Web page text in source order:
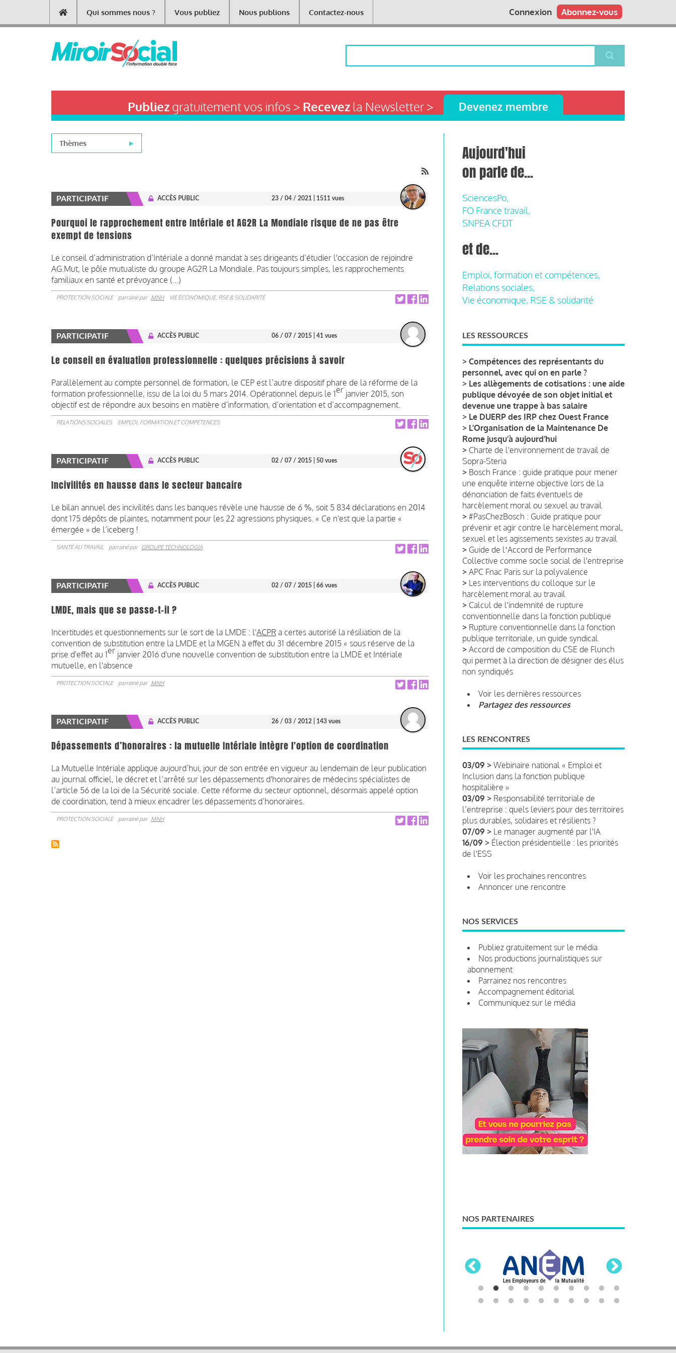
contenu
Main
navigation
Qui sommes nous ? Vous publiez Nous publions Contactez-nous Abonnez-vous
Connexion
Publiezgratuitement vos infos > Recevezla Newsletter > Devenez membre
Thèmes
PARTICIPATIF ACCÈS PUBLIC 23 / 04 / 2021 | 1511 vues
Pourquoi le rapprochement entre Intériale et AG2R La Mondiale risque de ne pas être
exempt de tensions
Le conseil d’administration d’Intériale a donné mandat à ses dirigeants d’étudier l'occasion de rejoindre
AG.Mut, le pôle mutualiste du groupe AG2R La Mondiale. Pas toujours simples, les rapprochements
familiaux en santé et prévoyance (...)
PROTECTION SOCIALE parrainé par MNH VIE ÉCONOMIQUE, RSE & SOLIDARITÉ
PARTICIPATIF ACCÈS PUBLIC 06 / 07 / 2015 | 41 vues
Le conseil en évaluation professionnelle : quelques précisions à savoir
Parallèlement au compte personnel de formation, le CEP est l’autre dispositif phare de la réforme de la
formation professionnelle, issu de la loi du 5 mars 2014. Opérationnel depuis le 1er janvier 2015, son
objectif est de répondre aux besoins en matière d’information, d’orientation et d’accompagnement.
RELATIONS SOCIALES EMPLOI, FORMATION ET COMPÉTENCES
PARTICIPATIF ACCÈS PUBLIC 02 / 07 / 2015 | 50 vues
Incivilités en hausse dans le secteur bancaire
Le bilan annuel des incivilités dans les banques révèle une hausse de 6 %, soit 5 834 déclarations en 2014
dont 175 dépôts de plaintes, notamment pour les 22 agressions physiques. « Ce n'est que la partie «
émergée » de l’iceberg !
SANTÉ AU TRAVAIL parrainé par GROUPE TECHNOLOGIA
PARTICIPATIF ACCÈS PUBLIC 02 / 07 / 2015 | 66 vues
LMDE, mais que se passe-t-il ?
Incertitudes et questionnements sur le sort de la LMDE : l'ACPR a certes autorisé la résiliation de la
convention de substitution entre la LMDE et la MGEN à effet du 31 décembre 2015 « sous réserve de la
prise d'effet au 1er janvier 2016 d'une nouvelle convention de substitution entre la LMDE et Intériale
mutuelle, en l'absence
PROTECTION SOCIALE parrainé par MNH
PARTICIPATIF ACCÈS PUBLIC 26 / 03 / 2012 | 143 vues
Dépassements d’honoraires : la mutuelle Intériale intègre l'option de coordination
La Mutuelle Intériale applique aujourd’hui, jour de son entrée en vigueur au lendemain de leur publication
au journal officiel, le décret et l’arrêté sur les dépassements d'honoraires de médecins spécialistes de
l’article 56 de la loi de la Sécurité sociale. Cette réforme du secteur optionnel, désormais appelé option
de coordination, tend à mieux encadrer les dépassements d’honoraires.
PROTECTION SOCIALE parrainé par MNH
Aujourd'hui
on parle de...
SciencesPo,
FO France travail,
SNPEA CFDT
et de...
Emploi, formation et compétences,
Relations sociales,
Vie économique, RSE & solidarité
LES RESSOURCES
> Compétences des représentants du
personnel, avec qui on en parle ?
> Les allègements de cotisations : une aide
publique dévoyée de son objet initial et
devenue une trappe à bas salaire
> Le DUERP des IRP chez Ouest France
> L’Organisation de la Maintenance De
Rome jusqu’à aujourd’hui
> Charte de l'environnement de travail de
Sopra-Steria
> Bosch France : guide pratique pour mener
une enquête interne objective lors de la
dénonciation de faits éventuels de
harcèlement moral ou sexuel au travail
> #PasChezBosch : Guide pratique pour
prévenir et agir contre le harcèlement moral,
sexuel et les agissements sexistes au travail
> Guide de lʼAccord de Performance
Collective comme socle social de l'entreprise
> APC Fnac Paris sur la polyvalence
> Les interventions du colloque sur le
harcèlement moral au travail
> Calcul de l'indemnité de rupture
conventionnelle dans la fonction publique
> Rupture conventionnelle dans la fonction
publique territoriale, un guide syndical
> Accord de composition du CSE de Flunch
qui permet à la direction de désigner des élus
non syndiqués
Voir les dernières ressources
Partagez des ressources
LES RENCONTRES
03/09 > Webinaire national « Emploi et
Inclusion dans la fonction publique
hospitalière »
03/09 > Responsabilité territoriale de
l’entreprise : quels leviers pour des territoires
plus durables, solidaires et résilients ?
07/09 > Le manager augmenté par l'IA
16/09 > Élection présidentielle : les priorités
de l'ESS
Voir les prochaines rencontres
Annoncer une rencontre
NOS SERVICES
Publiez gratuitement sur le média
Nos productions journalistiques sur
abonnement
Parrainez nos rencontres
Accompagnement éditorial
Communiquez sur le média
NOS PARTENAIRES